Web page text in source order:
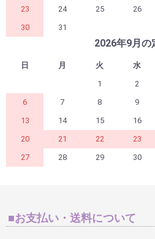
23
24 25 26
30
31
2026年9月の
日 月 火 水
1
2
6
7 8 9
13
14 15 16
20
21 22 23
27
28 29 30
■お支払い・送料について